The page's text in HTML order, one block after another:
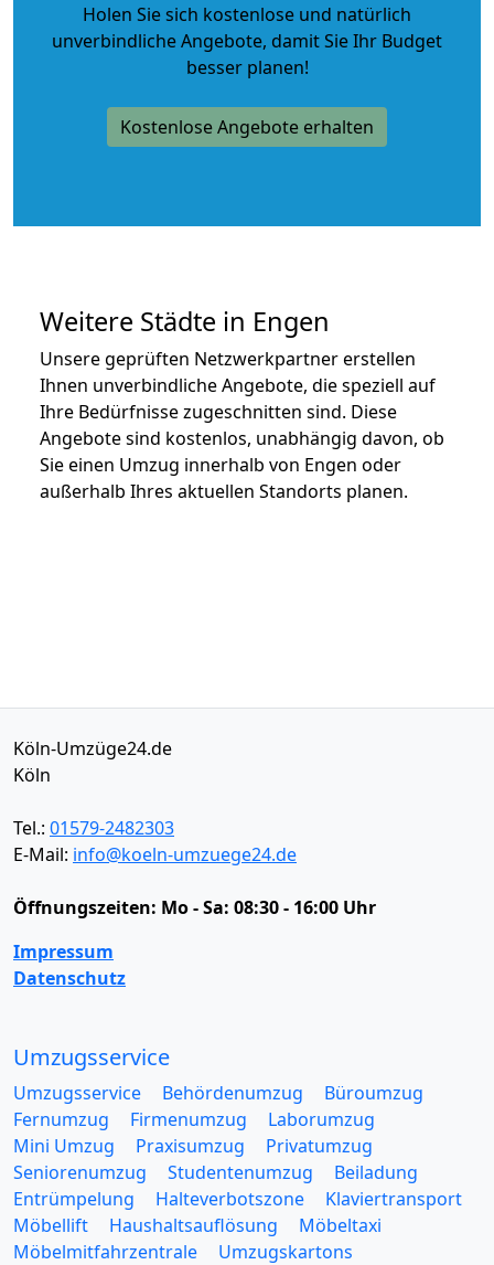
Holen Sie sich kostenlose und natürlich
unverbindliche Angebote, damit Sie Ihr Budget
besser planen!
Kostenlose Angebote erhalten
Weitere Städte in Engen
Unsere geprüften Netzwerkpartner erstellen
Ihnen unverbindliche Angebote, die speziell auf
Ihre Bedürfnisse zugeschnitten sind. Diese
Angebote sind kostenlos, unabhängig davon, ob
Sie einen Umzug innerhalb von Engen oder
außerhalb Ihres aktuellen Standorts planen.
Köln-Umzüge24.de
Köln
Tel.: 01579-2482303
E-Mail: info@koeln-umzuege24.de
Öffnungszeiten: Mo - Sa: 08:30 - 16:00 Uhr
Impressum
Datenschutz
Umzugsservice
Umzugsservice Behördenumzug
Büroumzug
Fernumzug
Firmenumzug
Laborumzug
Mini Umzug
Praxisumzug
Privatumzug
Seniorenumzug
Studentenumzug
Beiladung
Entrümpelung
Halteverbotszone
Klaviertransport
Möbellift
Haushaltsauflösung
Möbeltaxi
Möbelmitfahrzentrale
Umzugskartons